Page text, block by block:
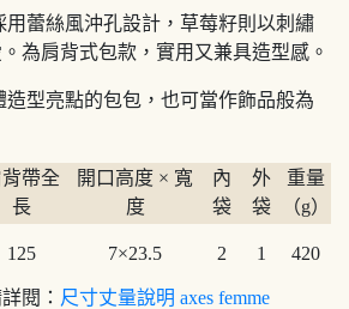
用蕾絲風沖孔設計，草莓籽則以刺繡
為肩背式包款，實用又兼具造型感。
造型亮點的包包，也可當作飾品般為
帶全
長
開口高度 × 寬
度
內
袋
外
袋
重量
（g）
125 7×23.5 2 1 420
閱： 尺寸丈量說明 axes femme